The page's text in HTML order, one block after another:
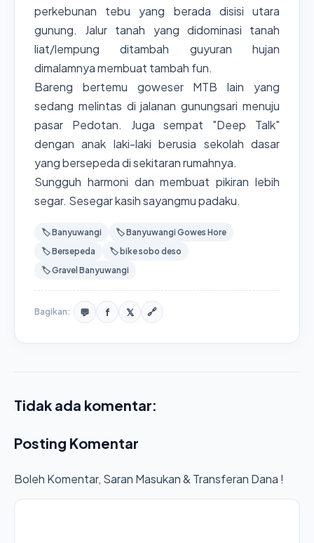
perkebunan tebu yang berada disisi utara
gunung. Jalur tanah yang didominasi tanah
liat/lempung ditambah guyuran hujan
dimalamnya membuat tambah fun.
Bareng bertemu goweser MTB lain yang
sedang melintas di jalanan gunungsari menuju
pasar Pedotan. Juga sempat "Deep Talk"
dengan anak laki-laki berusia sekolah dasar
yang bersepeda di sekitaran rumahnya.
Sungguh harmoni dan membuat pikiran lebih
segar. Sesegar kasih sayangmu padaku.
🏷️ Banyuwangi
🏷️ Banyuwangi Gowes Hore
🏷️ Bersepeda
🏷️ bike sobo deso
🏷️ Gravel Banyuwangi
Bagikan: 💬 f 𝕏 🔗
Tidak ada komentar:
Posting Komentar
Boleh Komentar, Saran Masukan & Transferan Dana !